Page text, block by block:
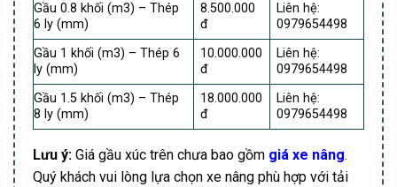
Gầu 0.8 khối (m3) – Thép
6 ly (mm)
8.500.000
đ
Liên hệ:
0979654498
Gầu 1 khối (m3) – Thép 6
ly (mm)
10.000.000
đ
Liên hệ:
0979654498
Gầu 1.5 khối (m3) – Thép
8 ly (mm)
18.000.000
đ
Liên hệ:
0979654498
Lưu ý: Giá gầu xúc trên chưa bao gồm giá xe nâng.
Quý khách vui lòng lựa chọn xe nâng phù hợp với tải